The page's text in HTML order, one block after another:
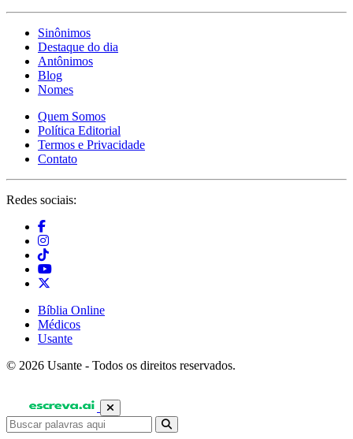
Sinônimos
Destaque do dia
Antônimos
Blog
Nomes
Quem Somos
Política Editorial
Termos e Privacidade
Contato
Redes sociais:
Bíblia Online
Médicos
Usante
© 2026 Usante - Todos os direitos reservados.